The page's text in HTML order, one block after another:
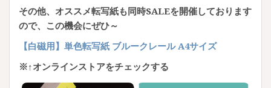
その他、オススメ転写紙も同時SALEを開催しております
ので、この機会にぜひ～
【白磁用】単色転写紙 ブルークレール A4サイズ
※↑オンラインストアをチェックする